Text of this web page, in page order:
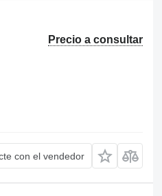
Precio a consultar
con el vendedor